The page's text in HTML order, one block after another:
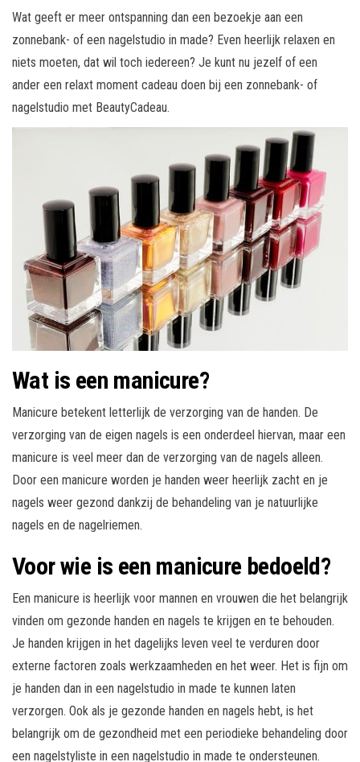
Wat geeft er meer ontspanning dan een bezoekje aan een
zonnebank- of een nagelstudio in made? Even heerlijk relaxen en
niets moeten, dat wil toch iedereen? Je kunt nu jezelf of een
ander een relaxt moment cadeau doen bij een zonnebank- of
nagelstudio met BeautyCadeau.
Wat is een manicure?
Manicure betekent letterlijk de verzorging van de handen. De
verzorging van de eigen nagels is een onderdeel hiervan, maar een
manicure is veel meer dan de verzorging van de nagels alleen.
Door een manicure worden je handen weer heerlijk zacht en je
nagels weer gezond dankzij de behandeling van je natuurlijke
nagels en de nagelriemen.
Voor wie is een manicure bedoeld?
Een manicure is heerlijk voor mannen en vrouwen die het belangrijk
vinden om gezonde handen en nagels te krijgen en te behouden.
Je handen krijgen in het dagelijks leven veel te verduren door
externe factoren zoals werkzaamheden en het weer. Het is fijn om
je handen dan in een nagelstudio in made te kunnen laten
verzorgen. Ook als je gezonde handen en nagels hebt, is het
belangrijk om de gezondheid met een periodieke behandeling door
een nagelstyliste in een nagelstudio in made te ondersteunen.